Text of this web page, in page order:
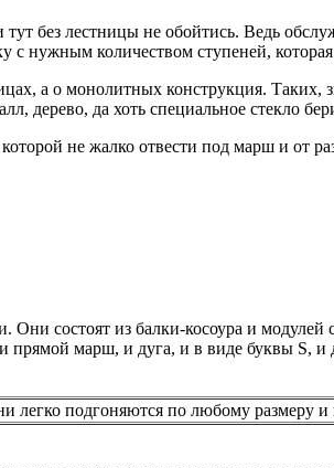
без лестницы не обойтись. Ведь
с нужным количеством ступеней,
а о монолитных конструкция. Таких,
дерево, да хоть специальное стекло
не жалко отвести под марш и от
Они состоят из балки-косоура и
марш, и дуга, и в виде буквы S,
легко подгоняются по любому размеру и